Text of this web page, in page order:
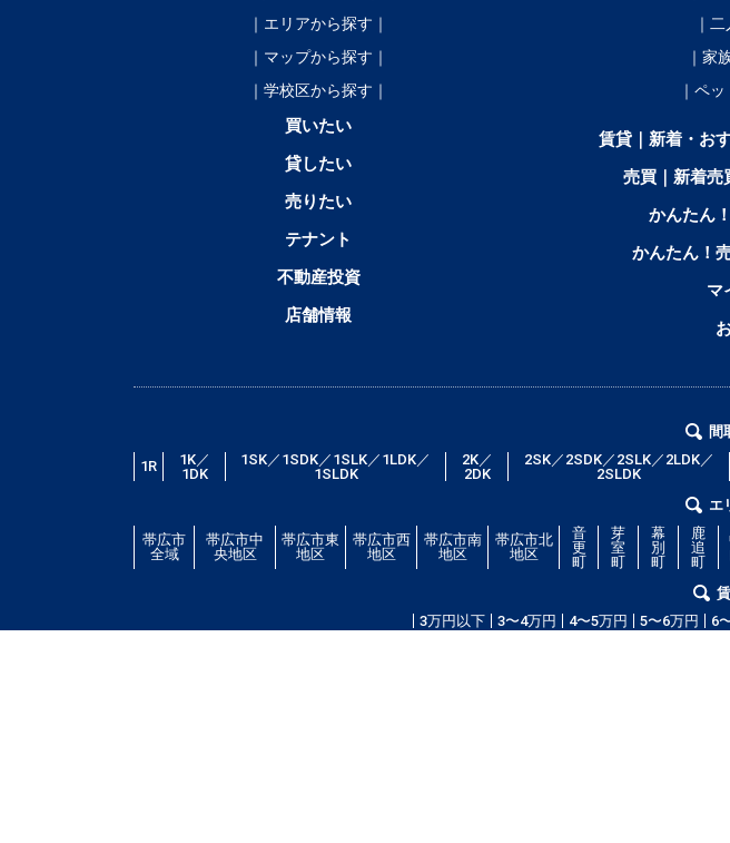
｜エリアから探す｜
｜マップから探す｜
｜学校区から探す｜
買いたい
貸したい
売りたい
テナント
不動産投資
店舗情報
｜
｜家
｜ペ
賃貸｜新着・お
売買｜新着売
かんたん
かんたん！
マ
間
1R
1K／
1DK
1SK／1SDK／1SLK／1LDK／
1SLDK
2K／
2DK
2SK／2SDK／2SLK／2LDK／
2SLDK
エ
帯広市
全域
帯広市中
央地区
帯広市東
地区
帯広市西
地区
帯広市南
地区
帯広市北
地区
音
更
町
芽
室
町
幕
別
町
鹿
追
町
3万円以下
3〜4万円 4〜5万円 5〜6万円 6